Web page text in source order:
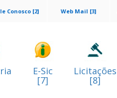
Web Mail [3]
Conosco [2]
E-Sic
[7]
Licitações
[8]